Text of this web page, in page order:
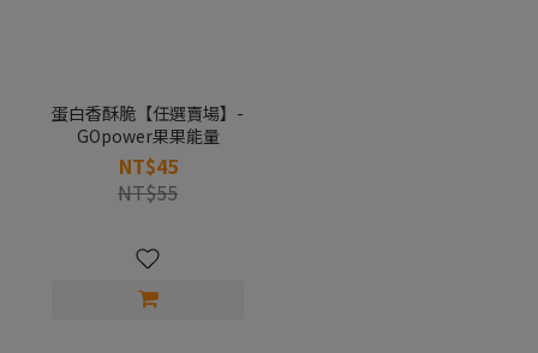
蛋白香酥脆【任選賣場】-
GOpower果果能量
NT$45
NT$55